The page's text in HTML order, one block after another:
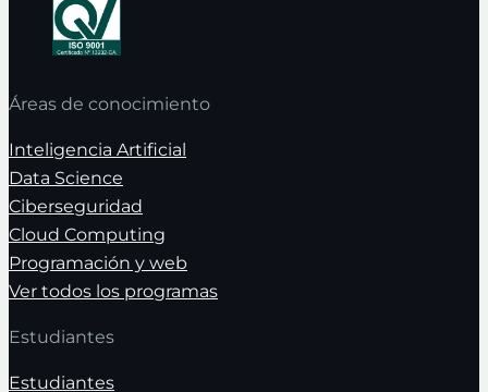
Áreas de conocimiento
Inteligencia Artificial
Data Science
Ciberseguridad
Cloud Computing
Programación y web
Ver todos los programas
Estudiantes
Estudiantes